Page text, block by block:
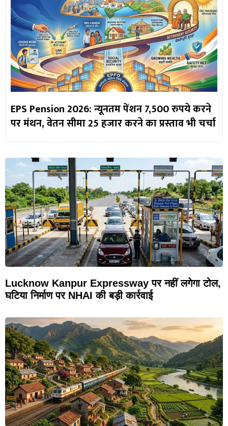
EPS Pension 2026: न्यूनतम पेंशन 7,500 रुपये करने
पर मंथन, वेतन सीमा 25 हजार करने का प्रस्ताव भी चर्चा
Lucknow Kanpur Expressway पर नहीं लगेगा टोल,
घटिया निर्माण पर NHAI की बड़ी कार्रवाई